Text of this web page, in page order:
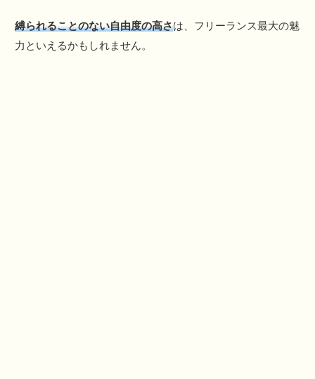
縛られることのない自由度の高さは、フリーランス最大の魅
力といえるかもしれません。